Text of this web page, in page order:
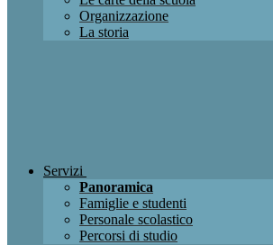
Organizzazione
La storia
Servizi
Panoramica
Famiglie e studenti
Personale scolastico
Percorsi di studio